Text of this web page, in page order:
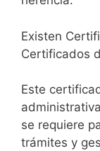
Existen
Certificados
Este
se requiere
trámites y